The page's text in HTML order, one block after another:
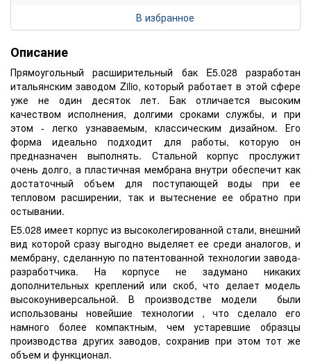
В избранное
Описание
Прямоугольный расширительный бак E5.028 разработан
итальянским заводом Zilio, который работает в этой сфере
уже не один десяток лет. Бак отличается высоким
качеством исполнения, долгими сроками службы, и при
этом - легко узнаваемым, классическим дизайном. Его
форма идеально подходит для работы, которую он
предназначен выполнять. Стальной корпус прослужит
очень долго, а пластичная мембрана внутри обеспечит как
достаточный объем для поступающей воды при ее
тепловом расширении, так и вытеснение ее обратно при
остывании.
E5.028 имеет корпус из высоколегированной стали, внешний
вид которой сразу выгодно выделяет ее среди аналогов, и
мембрану, сделанную по патентованной технологии завода-
разработчика. На корпусе не задумано никаких
дополнительных креплений или скоб, что делает модель
высокоуниверсальной. В производстве модели были
использованы новейшие технологии , что сделало его
намного более компактным, чем устаревшие образцы
производства других заводов, сохранив при этом тот же
объем и функционал.